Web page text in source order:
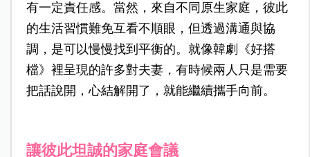
有一定責任感。當然，來自不同原生家庭，彼此
的生活習慣難免互看不順眼，但透過溝通與協
調，是可以慢慢找到平衡的。就像韓劇《好搭
檔》裡呈現的許多對夫妻，有時候兩人只是需要
把話說開，心結解開了，就能繼續攜手向前。
讓彼此坦誠的家庭會議